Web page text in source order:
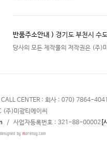
반품주소안내 ) 경기도 부천시 수
당사의 모든 제작물의 저작권은 (주)
CENTER : 회사 : 070) 7864-
주)미광티에이씨
/ 사업자등록번호 : 321-88-00002 [